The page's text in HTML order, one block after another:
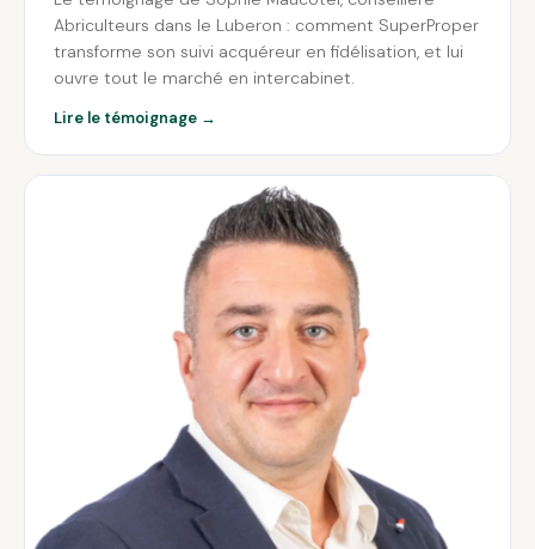
Abriculteurs dans le Luberon : comment SuperProper
transforme son suivi acquéreur en fidélisation, et lui
ouvre tout le marché en intercabinet.
Lire le témoignage →